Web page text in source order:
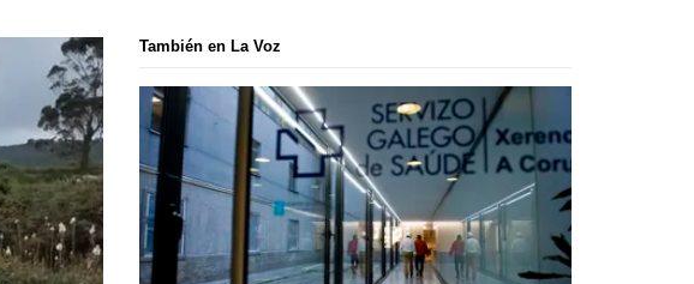
También en La Voz